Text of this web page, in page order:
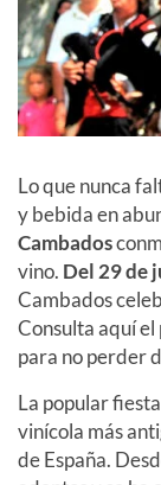
Lo que nunca
y bebida en
Cambados
vino. Del 29 de
Cambados
Consulta aquí
para no perder
La popular
vinícola más
de España.